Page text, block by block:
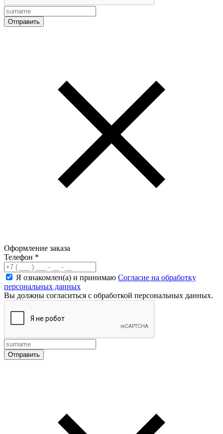
Оформление заказа
Телефон *
Я ознакомлен(а) и принимаю Согласие на обработку
персональных данных
Вы должны согласиться с обработкой персональных данных.